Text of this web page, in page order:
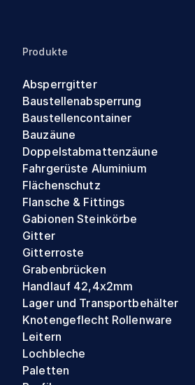
Produkte
Absperrgitter
Baustellenabsperrung
Baustellencontainer
Bauzäune
Doppelstabmattenzäune
Fahrgerüste Aluminium
Flächenschutz
Flansche & Fittings
Gabionen Steinkörbe
Gitter
Gitterroste
Grabenbrücken
Handlauf 42,4x2mm
Lager und Transportbehälter
Knotengeflecht Rollenware
Leitern
Lochbleche
Paletten